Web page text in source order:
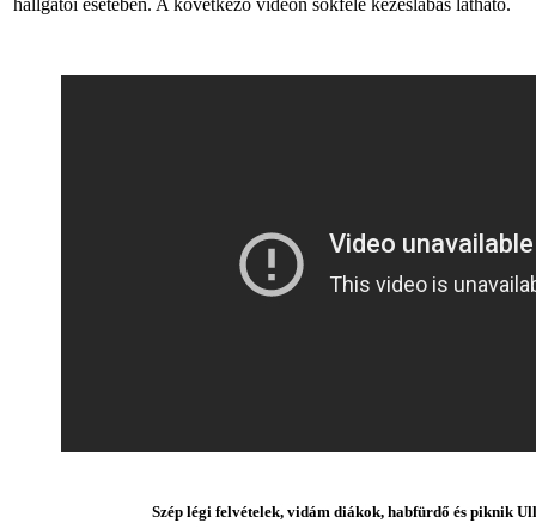
hallgatói esetében. A következő videón sokféle kezeslábas látható.
Szép légi felvételek, vidám diákok, habfürdő és piknik